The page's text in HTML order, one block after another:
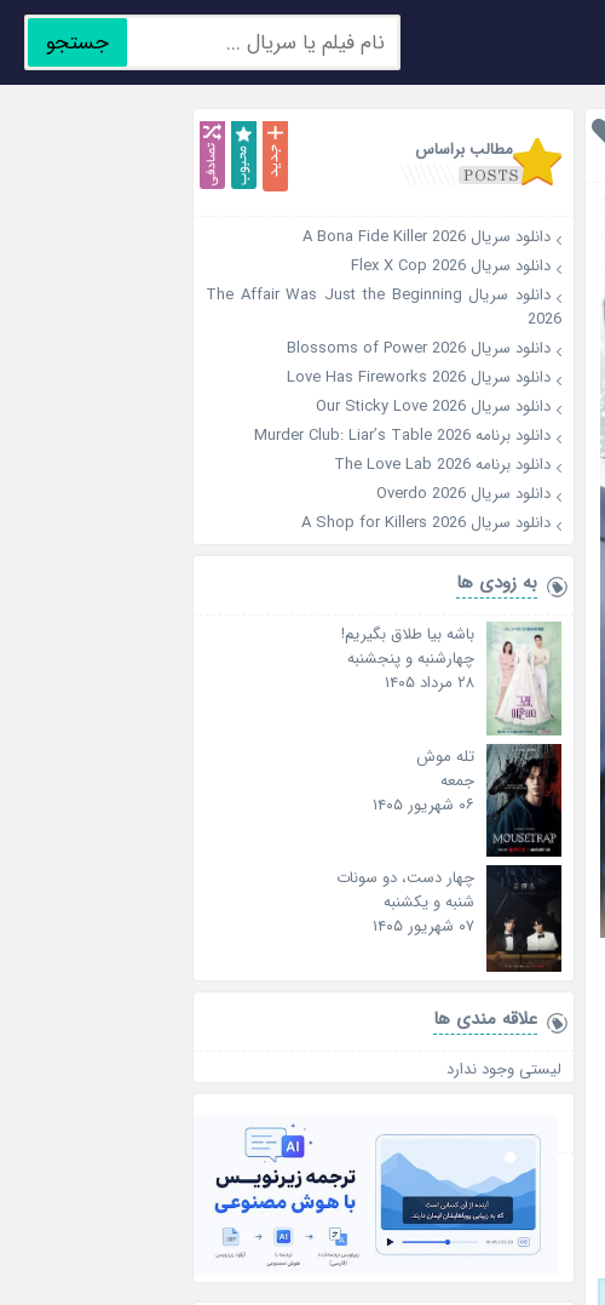
جستجو
مطالب براساس
دانلود سریال A Bona Fide Killer 2026
دانلود سریال Flex X Cop 2026
دانلود سریال The Affair Was Just the Beginning
2026
دانلود سریال Blossoms of Power 2026
دانلود سریال Love Has Fireworks 2026
دانلود سریال Our Sticky Love 2026
دانلود برنامه Murder Club: Liar’s Table 2026
دانلود برنامه The Love Lab 2026
دانلود سریال Overdo 2026
دانلود سریال A Shop for Killers 2026
به زودی ها
باشه بیا طلاق بگیریم!
چهارشنبه و پنجشنبه
۲۸ مرداد ۱۴۰۵
تله موش
جمعه
۰۶ شهریور ۱۴۰۵
چهار دست، دو سونات
شنبه و یکشنبه
۰۷ شهریور ۱۴۰۵
علاقه‌ مندی ها
لیستی وجود ندارد